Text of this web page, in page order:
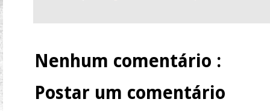
Nenhum comentário :
Postar um comentário